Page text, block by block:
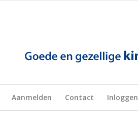
Aanmelden Contact Inloggen